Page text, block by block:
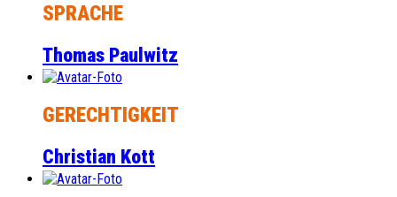
SPRACHE
Thomas Paulwitz
GERECHTIGKEIT
Christian Kott